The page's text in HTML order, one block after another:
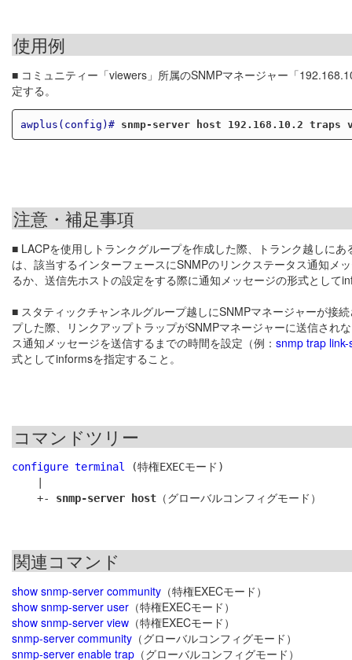
使用例
■ コミュニティー「viewers」所属のSNMPマネージャー「
定する。
awplus(config)# snmp-server host 192.168.10.2 traps
注意・補足事項
■ LACPを使用しトランクグループを作成した際、トランク越しに
は、該当するインターフェースにSNMPのリンクステータス通知メ
るか、送信先ホストの設定をする際に通知メッセージの形式として
■ スタティックチャンネルグループ越しにSNMPマネージャーが接
プした際、リンクアップトラップがSNMPマネージャーに送信され
ス通知メッセージを送信するまでの時間を設定（例： snmp trap
式としてinformsを指定すること。
コマンドツリー
configure terminal
(特権EXECモード)
    +-
snmp-server host
関連コマンド
show snmp-server community （特権EXECモード）
show snmp-server user （特権EXECモード）
show snmp-server view （特権EXECモード）
snmp-server community （グローバルコンフィグモード）
snmp-server enable trap （グローバルコンフィグモード）